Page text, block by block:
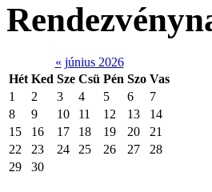
« június 2026
Hét Ked Sze Csü Pén Szo Vas
1
2 3 4 5 6
7
8
9 10 11 12 13
14
15
16 17 18 19 20
21
22
23 24 25 26 27
28
29
30